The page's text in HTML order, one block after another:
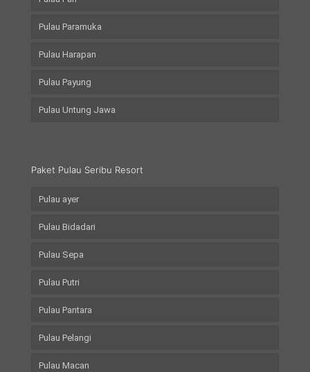
Pulau Paramuka
Pulau Harapan
Pulau Payung
Pulau Untung Jawa
Paket Pulau Seribu Resort
Pulau ayer
Pulau Bidadari
Pulau Sepa
Pulau Putri
Pulau Pantara
Pulau Pelangi
Pulau Macan